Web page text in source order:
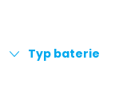
Typ baterie